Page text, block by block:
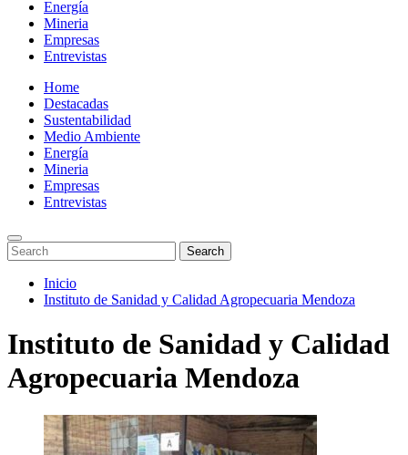
Energía
Mineria
Empresas
Entrevistas
Menu
Home
Destacadas
Sustentabilidad
Medio Ambiente
Energía
Mineria
Empresas
Entrevistas
Enter
Keyword
Search
for:
Search
Search
Saltar
Inicio
Instituto de Sanidad y Calidad Agropecuaria Mendoza
Instituto de Sanidad y Calidad
Agropecuaria Mendoza